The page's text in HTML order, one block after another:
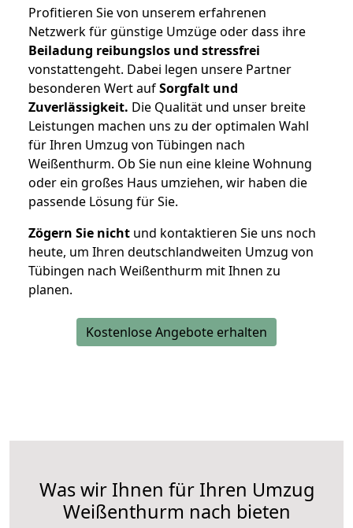
Profitieren Sie von unserem erfahrenen
Netzwerk für günstige Umzüge oder dass ihre
Beiladung reibungslos und stressfrei
vonstattengeht. Dabei legen unsere Partner
besonderen Wert aufSorgfalt und
Zuverlässigkeit. Die Qualität und unser breite
Leistungen machen uns zu der optimalen Wahl
für Ihren Umzug von Tübingen nach
Weißenthurm. Ob Sie nun eine kleine Wohnung
oder ein großes Haus umziehen, wir haben die
passende Lösung für Sie.
Zögern Sie nicht und kontaktieren Sie uns noch
heute, um Ihren deutschlandweiten Umzug von
Tübingen nach Weißenthurm mit Ihnen zu
planen.
Kostenlose Angebote erhalten
Was wir Ihnen für Ihren Umzug
Weißenthurm nach bieten